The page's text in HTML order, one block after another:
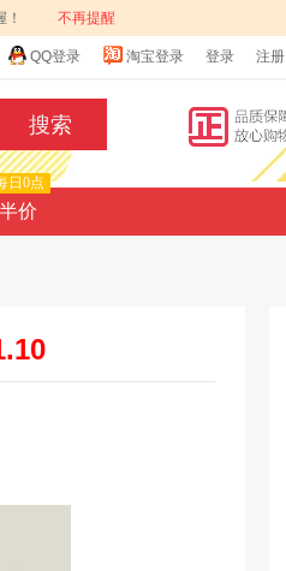
不再提醒
QQ登录 淘宝登录 登录 注册
价
日0点